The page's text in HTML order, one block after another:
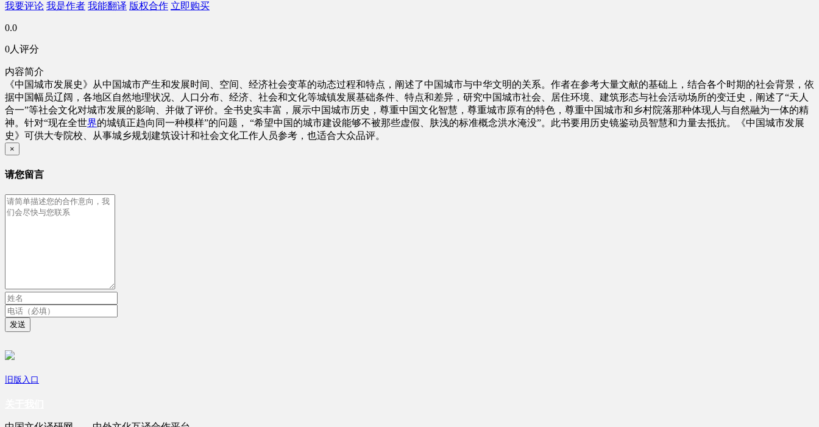
我要评论 我是作者 我能翻译 版权合作 立即购买
0.0
0人评分
内容简介
《中国城市发展史》从中国城市产生和发展时间、空间、经济社会变革的动态过程和特点，阐述了中国城市与中华文明的关系。作者在参考大量文献的基础上，结合各个时期的社会背景，依
据中国幅员辽阔，各地区自然地理状况、人口分布、经济、社会和文化等城镇发展基础条件、特点和差异，研究中国城市社会、居住环境、建筑形态与社会活动场所的变迁史，阐述了“天人
合一”等社会文化对城市发展的影响、并做了评价。全书史实丰富，展示中国城市历史，尊重中国文化智慧，尊重城市原有的特色，尊重中国城市和乡村院落那种体现人与自然融为一体的精
神。针对“现在全世界的城镇正趋向同一种模样”的问题， “希望中国的城市建设能够不被那些虚假、肤浅的标准概念洪水淹没”。此书要用历史镜鉴动员智慧和力量去抵抗。《中国城市发展
史》可供大专院校、从事城乡规划建筑设计和社会文化工作人员参考，也适合大众品评。
×
请您留言
发送
旧版入口